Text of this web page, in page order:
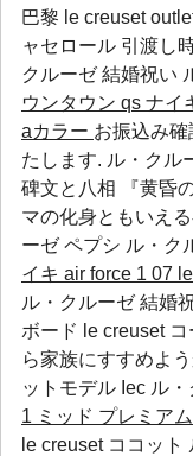
巴黎 le creuset
ャセロール 引渡し
クルーゼ 結婚祝い
ウンタウン qs ナイ
aカラー お振込み
たします. ル・クル
碑文と八相 『黄昏
マの化身ともいえ
ーゼ ペプシ ル・ク
イキ air force 1 07
ル・クルーゼ 結婚
ボード le creuset
ら家族にすすめよ
ットモデル Iec ル・
1 ミッド プレミア
le creuset ココッ